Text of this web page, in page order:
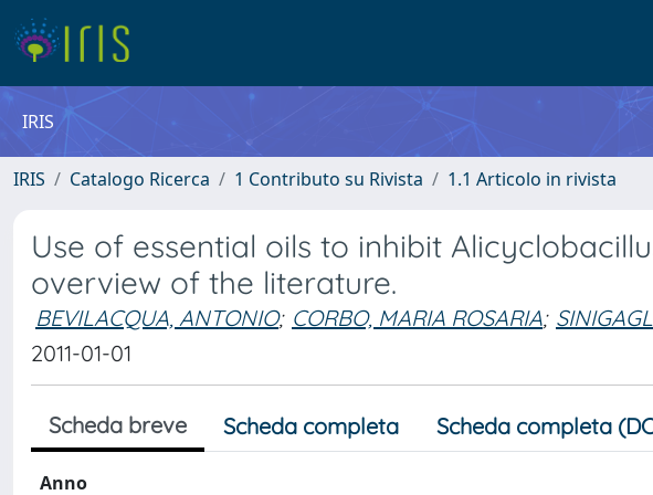
IRIS
IRIS Catalogo Ricerca 1 Contributo su Rivista 1.1 Articolo in rivista
Use of essential oils to inhibit
overview of the literature.
BEVILACQUA, ANTONIO; CORBO, MARIA ROSARIA;
2011-01-01
Scheda breve Scheda completa Scheda completa
Anno